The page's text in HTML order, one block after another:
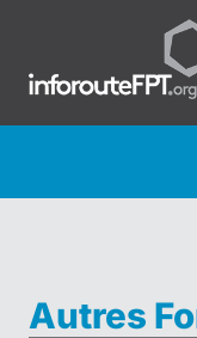
Autres